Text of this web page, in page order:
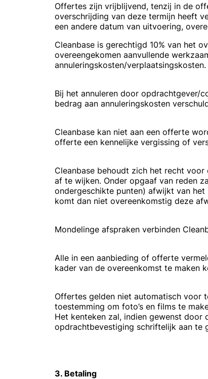
Offertes zijn vrijblijvend, tenzij in de
overschrijding van deze termijn heeft
een andere datum van uitvoering,
Cleanbase is gerechtigd 10% van het
overeengekomen aanvullende
annuleringskosten/verplaatsingskosten.
Bij het annuleren door opdrachtgever/
bedrag aan annuleringskosten
Cleanbase kan niet aan een offerte
offerte een kennelijke vergissing of
Cleanbase behoudt zich het recht
af te wijken. Onder opgaaf van reden
ondergeschikte punten) afwijkt van
komt dan niet overeenkomstig deze
Mondelinge afspraken verbinden
Alle in een aanbieding of offerte
kader van de overeenkomst te maken
Offertes gelden niet automatisch voor
toestemming om foto’s en films te
Het kenteken zal, indien gewenst
opdrachtbevestiging schriftelijk aan te
3. Betaling